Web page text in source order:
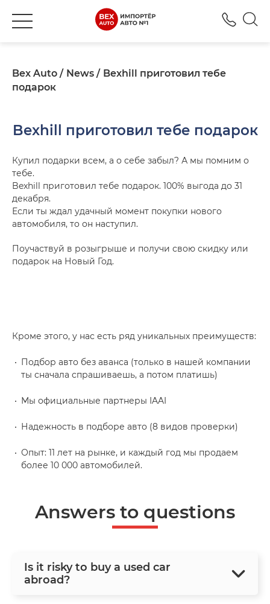
Bex Auto News
Bexhill приготовил тебе
подарок
Bexhill приготовил тебе подарок
Купил подарки всем, а о себе забыл? А мы помним о
тебе.
Bexhill приготовил тебе подарок. 100% выгода до 31
декабря.
Если ты ждал удачный момент покупки нового
автомобиля, то он наступил.
Поучаствуй в розыгрыше и получи свою скидку или
подарок на Новый Год.
Кроме этого, у нас есть ряд уникальных преимуществ:
Подбор авто без аванса (только в нашей компании
ты сначала спрашиваешь, а потом платишь)
Мы официальные партнеры IAAI
Надежность в подборе авто (8 видов проверки)
Опыт: 11 лет на рынке, и каждый год мы продаем
более 10 000 автомобилей.
Answers to questions
Is it risky to buy a used car
abroad?